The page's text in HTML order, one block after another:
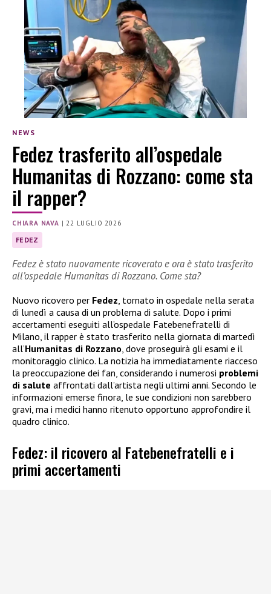
NEWS
Fedez trasferito all’ospedale
Humanitas di Rozzano: come sta
il rapper?
CHIARA NAVA | 22 LUGLIO 2026
FEDEZ
Fedez è stato nuovamente ricoverato e ora è stato trasferito
all’ospedale Humanitas di Rozzano. Come sta?
Nuovo ricovero per Fedez, tornato in ospedale nella serata
di lunedì a causa di un problema di salute. Dopo i primi
accertamenti eseguiti all’ospedale Fatebenefratelli di
Milano, il rapper è stato trasferito nella giornata di martedì
all’Humanitas di Rozzano, dove proseguirà gli esami e il
monitoraggio clinico. La notizia ha immediatamente riacceso
la preoccupazione dei fan, considerando i numerosi problemi
di salute affrontati dall’artista negli ultimi anni. Secondo le
informazioni emerse finora, le sue condizioni non sarebbero
gravi, ma i medici hanno ritenuto opportuno approfondire il
quadro clinico.
Fedez: il ricovero al Fatebenefratelli e i
primi accertamenti